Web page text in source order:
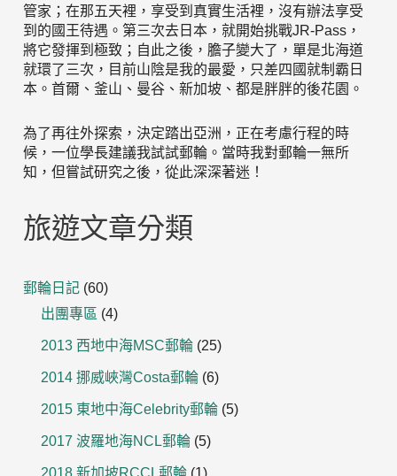
管家；在那五天裡，享受到真實生活裡，沒有辦法享受
到的國王待遇。第三次去日本，就開始挑戰JR-Pass，
將它發揮到極致；自此之後，膽子變大了，單是北海道
就環了三次，目前山陰是我的最愛，只差四國就制霸日
本。首爾、釜山、曼谷、新加坡、都是胖胖的後花園。
為了再往外探索，決定踏出亞洲，正在考慮行程的時
候，一位學長建議我試試郵輪。當時我對郵輪一無所
知，但嘗試研究之後，從此深深著迷！
旅遊文章分類
郵輪日記 (60)
出團專區 (4)
2013 西地中海MSC郵輪 (25)
2014 挪威峽灣Costa郵輪 (6)
2015 東地中海Celebrity郵輪 (5)
2017 波羅地海NCL郵輪 (5)